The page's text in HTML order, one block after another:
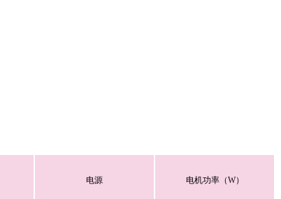
电源
电机功率（W）